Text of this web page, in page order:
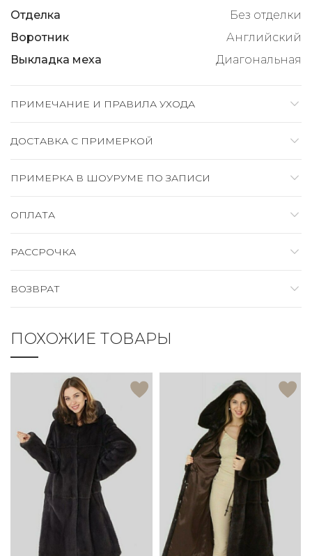
Отделка
Без отделки
Воротник
Английский
Выкладка меха
Диагональная
ПРИМЕЧАНИЕ И ПРАВИЛА УХОДА
ДОСТАВКА C ПРИМЕРКОЙ
ПРИМЕРКА В ШОУРУМЕ ПО ЗАПИСИ
ОПЛАТА
РАССРОЧКА
ВОЗВРАТ
ПОХОЖИЕ ТОВАРЫ